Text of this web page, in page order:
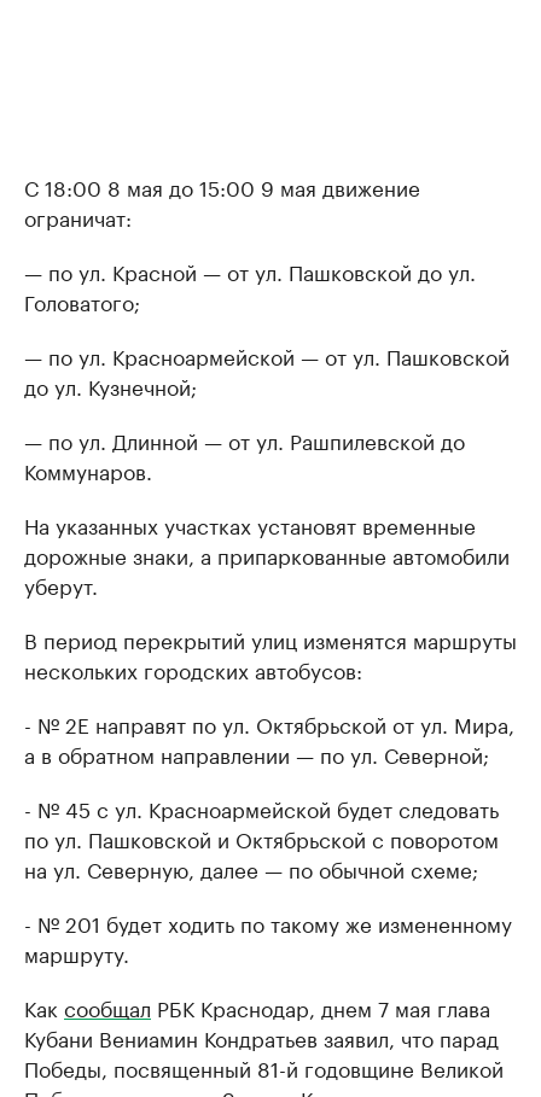
С 18:00 8 мая до 15:00 9 мая движение
ограничат:
— по ул. Красной — от ул. Пашковской до ул.
Головатого;
— по ул. Красноармейской — от ул. Пашковской
до ул. Кузнечной;
— по ул. Длинной — от ул. Рашпилевской до
Коммунаров.
На указанных участках установят временные
дорожные знаки, а припаркованные автомобили
уберут.
В период перекрытий улиц изменятся маршруты
нескольких городских автобусов:
- № 2Е направят по ул. Октябрьской от ул. Мира,
а в обратном направлении — по ул. Северной;
- № 45 с ул. Красноармейской будет следовать
по ул. Пашковской и Октябрьской с поворотом
на ул. Северную, далее — по обычной схеме;
- № 201 будет ходить по такому же измененному
маршруту.
Как сообщал РБК Краснодар, днем 7 мая глава
Кубани Вениамин Кондратьев заявил, что парад
Победы, посвященный 81-й годовщине Великой